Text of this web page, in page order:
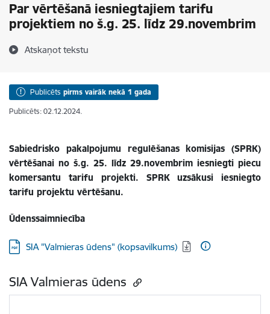
Par vērtēšanā iesniegtajiem tarifu
projektiem no š.g. 25. līdz 29.novembrim
Atskaņot tekstu
Publicēts pirms vairāk nekā 1 gada
Publicēts: 02.12.2024.
Sabiedrisko pakalpojumu regulēšanas komisijas (SPRK)
vērtēšanai no š.g. 25. līdz 29.novembrim iesniegti piecu
komersantu tarifu projekti. SPRK uzsākusi iesniegto
tarifu projektu vērtēšanu.
Ūdenssaimniecība
Lejupielādēt:
SIA "Valmieras ūdens" (kopsavilkums)
SIA Valmieras ūdens